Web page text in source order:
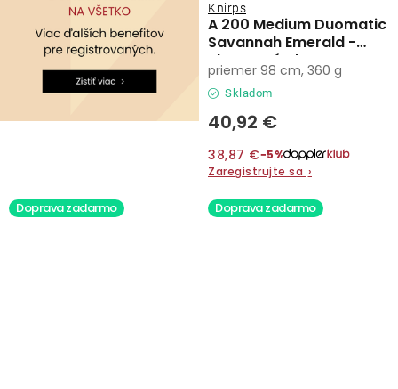
A 200 Medium Duomatic
Savannah Emerald -
elegantný plne
automatický dáždnik
Knirps
Skladom
40,92 €
38,87 €−5%
Zaregistrujte sa ›
priemer 98 cm, 360 g
Doprava zadarmo Doprava zadarmo